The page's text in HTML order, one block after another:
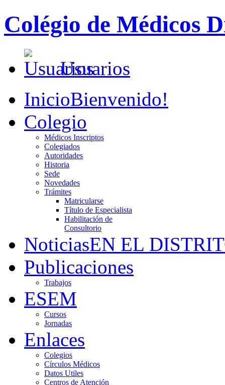
Colégio de Médicos
Usuarios
InicioBienvenido!
Colegio
Médicos Inscriptos
Colegiados
Autoridades
Historia
Sede
Novedades
Trámites
Matricularse
Título de Especialista
Habilitación de
Consultorio
NoticiasEN EL
Publicaciones
Trabajos
ESEM
Cursos
Jornadas
Enlaces
Colegios
Círculos Médicos
Datos Utiles
Centros de Atención